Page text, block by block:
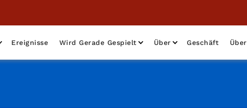
Ereignisse Wird Gerade Gespielt Über Geschäft Über